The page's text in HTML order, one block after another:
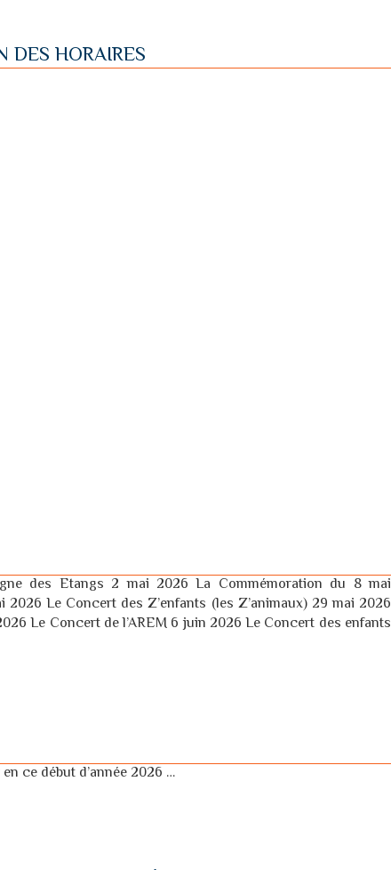
HORAIRES
des Etangs 2 mai 2026 La Commémoration du 8 mai
Le Concert des Z’enfants (les Z’animaux) 29 mai 2026
Le Concert de l’AREM 6 juin 2026 Le Concert des enfants
ce début d’année 2026 …